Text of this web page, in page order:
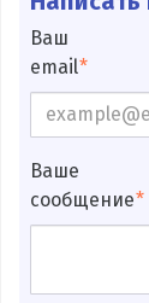
Ваш
email
Ваше
сообщение